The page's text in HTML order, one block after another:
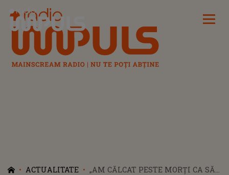
Radio Impuls
ACTUALITATE
„AM CĂLCAT PESTE MORȚI CA SĂ